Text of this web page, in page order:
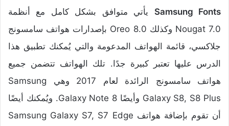
Samsung Fonts يأتي متوافق بشكل كامل مع أنظمة
Nougat 7.0 وكذلك Oreo 8.0 بإصدارات هواتف سامسونج
جلاكسي، قائمة الهواتف المدعومة والتي يُمكنك تطبيق هذا
الدرس عليها تعتبر كبيرة جدًا. تلك الهواتف تتضمن جميع
هواتف سامسونج الرائدة لعام 2017 وهي Samsung
Galaxy S8, S8 Plus وأيضًا Galaxy Note 8. ويُمكنك أيضًا
أن تقوم بإضافة هواتف Samsung Galaxy S7, S7 Edge